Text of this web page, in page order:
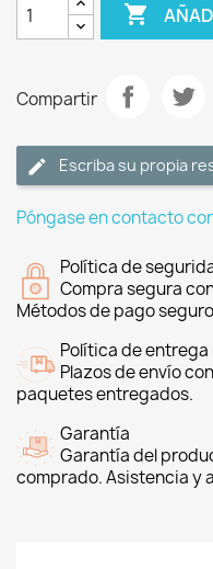

Compartir
Escriba su propia
Póngase en contacto
Política de
Compra segura
Métodos de pago
Política de entrega
Plazos de envío
paquetes entregados.
Garantía
Garantía del
comprado. Asistencia y